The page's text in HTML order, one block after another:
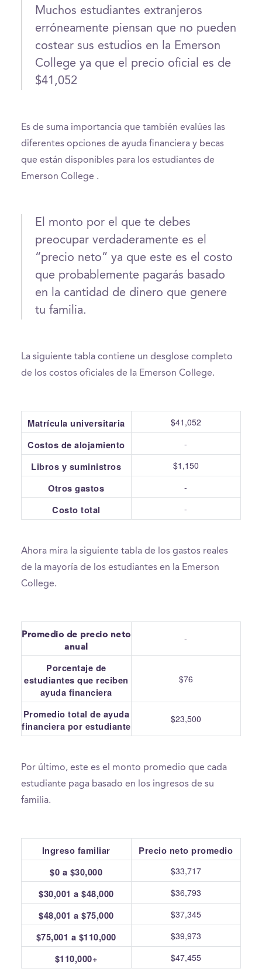
Muchos estudiantes extranjeros
erróneamente piensan que no pueden
costear sus estudios en la Emerson
College ya que el precio oficial es de
$41,052
Es de suma importancia que también evalúes las
diferentes opciones de ayuda financiera y becas
que están disponibles para los estudiantes de
Emerson College .
El monto por el que te debes
preocupar verdaderamente es el
“precio neto” ya que este es el costo
que probablemente pagarás basado
en la cantidad de dinero que genere
tu familia.
La siguiente tabla contiene un desglose completo
de los costos oficiales de la Emerson College.
Matrícula universitaria $41,052
Costos de alojamiento -
Libros y suministros $1,150
Otros gastos -
Costo total -
Ahora mira la siguiente tabla de los gastos reales
de la mayoría de los estudiantes en la Emerson
College.
Promedio de precio neto
anual
-
Porcentaje de
estudiantes que reciben
ayuda financiera
$76
Promedio total de ayuda
financiera por estudiante
$23,500
Por último, este es el monto promedio que cada
estudiante paga basado en los ingresos de su
familia.
Ingreso familiar
Precio neto promedio
$0 a $30,000
$33,717
$30,001 a $48,000 $36,793
$48,001 a $75,000 $37,345
$75,001 a $110,000 $39,973
$110,000+ $47,455